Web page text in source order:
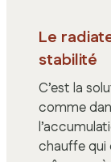
Le
stabilité
C’est la
comme
chauffe qui